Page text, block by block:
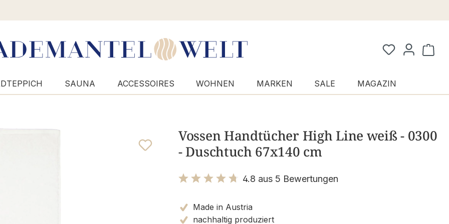
SAUNA ACCESSOIRES WOHNEN MARKEN SALE MAGAZIN
Vossen Handtücher High Line weiß - 0300
- Duschtuch 67x140 cm
4.8 aus 5 Bewertungen
Made in Austria
nachhaltig produziert